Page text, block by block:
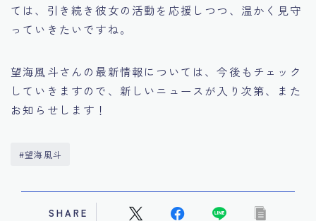
ては、引き続き彼女の活動を応援しつつ、温かく見守
っていきたいですね。
望海風斗さんの最新情報については、今後もチェック
していきますので、新しいニュースが入り次第、また
お知らせします！
#望海風斗
SHARE